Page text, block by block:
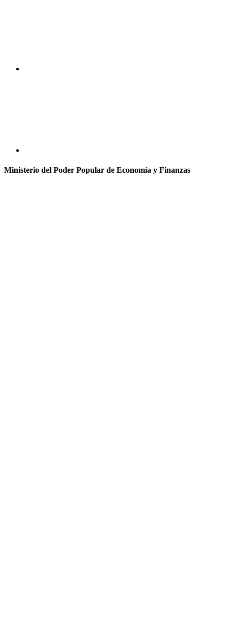
Ministerio del Poder Popular de Economía y Finanzas